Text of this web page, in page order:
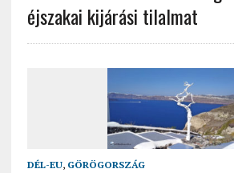
éjszakai kijárási tilalmat
DÉL-EU, GÖRÖGORSZÁG